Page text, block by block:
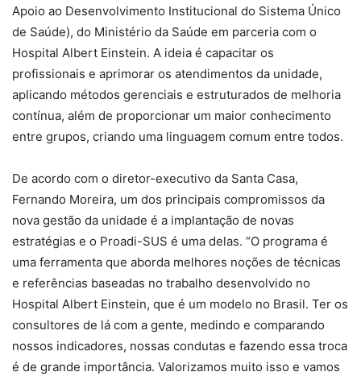
Apoio ao Desenvolvimento Institucional do Sistema Único
de Saúde), do Ministério da Saúde em parceria com o
Hospital Albert Einstein. A ideia é capacitar os
profissionais e aprimorar os atendimentos da unidade,
aplicando métodos gerenciais e estruturados de melhoria
contínua, além de proporcionar um maior conhecimento
entre grupos, criando uma linguagem comum entre todos.
De acordo com o diretor-executivo da Santa Casa,
Fernando Moreira, um dos principais compromissos da
nova gestão da unidade é a implantação de novas
estratégias e o Proadi-SUS é uma delas. “O programa é
uma ferramenta que aborda melhores noções de técnicas
e referências baseadas no trabalho desenvolvido no
Hospital Albert Einstein, que é um modelo no Brasil. Ter os
consultores de lá com a gente, medindo e comparando
nossos indicadores, nossas condutas e fazendo essa troca
é de grande importância. Valorizamos muito isso e vamos